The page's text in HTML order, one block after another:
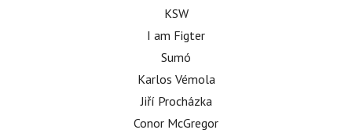
KSW
I am Figter
Sumó
Karlos Vémola
Jiří Procházka
Conor McGregor